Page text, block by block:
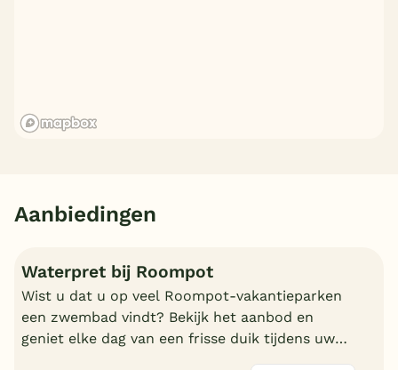
Aanbiedingen
Waterpret bij Roompot
Wist u dat u op veel Roompot-vakantieparken
een zwembad vindt? Bekijk het aanbod en
geniet elke dag van een frisse duik tijdens uw